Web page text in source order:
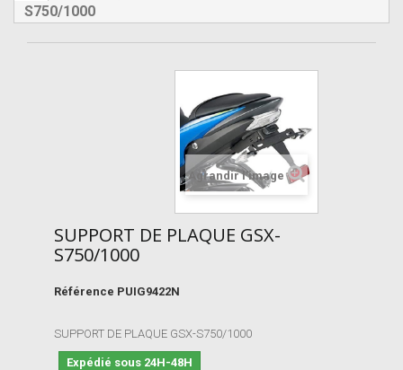
S750/1000
Agrandir l'image
SUPPORT DE PLAQUE GSX-
S750/1000
Référence PUIG9422N
SUPPORT DE PLAQUE GSX-S750/1000
Expédié sous 24H-48H